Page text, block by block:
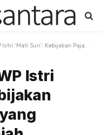
yang Mengubah Wajah Administrasi Keluarga, Begini Cara Mengaktifkannya Kembali!
Istri